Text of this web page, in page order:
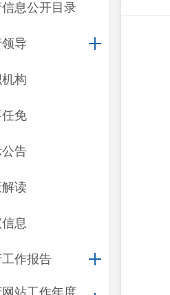
息公开目录
导
构
任免
告
读
息
作报告
站工作年度